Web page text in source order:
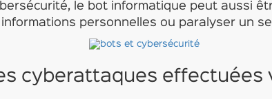
le bot informatique peut aussi
personnelles ou paralyser un
cyberattaques effectuées